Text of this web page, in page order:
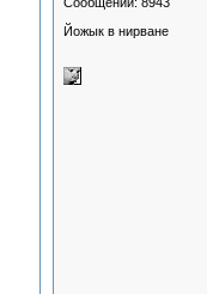
Йожык в нирване